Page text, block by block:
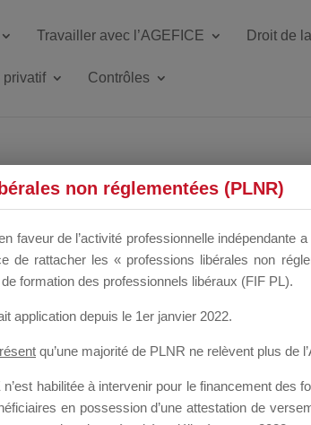
Travailler avec l’AGEFICE Droit de
privatif Contrôles
DU
répondre à l’Appel à Propositions Mallette
non réglementées (PLNR)
faveur de l’activité professionnelle indépendante
de rattacher les « professions libérales non
formation des professionnels libéraux (FIF PL).
application depuis le 1er janvier 2022.
qu’une majorité de PLNR ne relèvent plus de
habilitée à intervenir pour le financement des
en possession d’une attestation de